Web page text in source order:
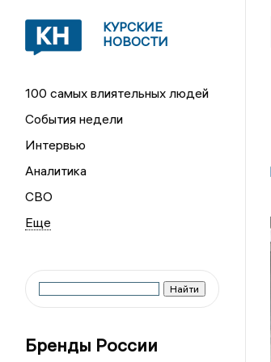
КУРСКИЕ
НОВОСТИ
100 самых влиятельных людей
События недели
Интервью
Аналитика
СВО
Бренды России